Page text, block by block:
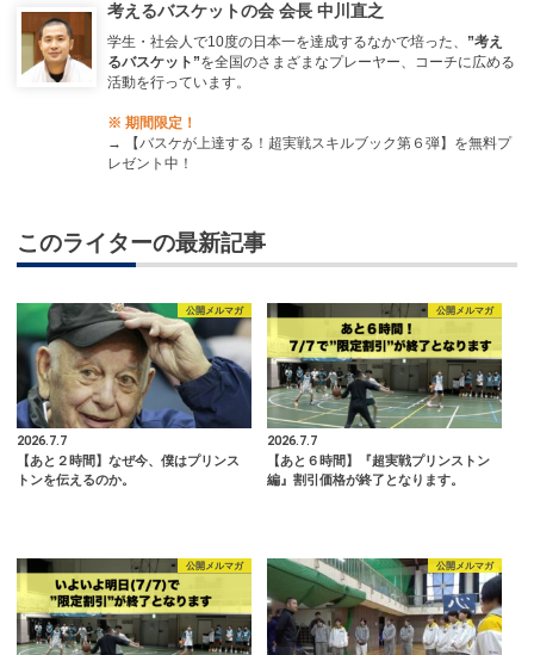
考えるバスケットの会 会長 中川直之
学生・社会人で10度の日本一を達成するなかで培った、 ”考え
るバスケット”を全国のさまざまなプレーヤー、コーチに広める
活動を行っています。
※ 期間限定！
→
【バスケが上達する！超実戦スキルブック第６弾】を無料プ
レゼント中！
このライターの最新記事
公開メルマガ
2026.7.7
【あと２時間】なぜ今、僕はプリンス
トンを伝えるのか。
公開メルマガ
2026.7.7
【あと６時間】『超実戦プリンストン
編』割引価格が終了となります。
公開メルマガ 公開メルマガ